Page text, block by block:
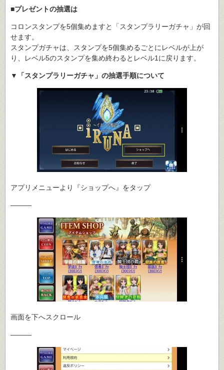
■プレゼントの抽選は
コロンスタンプを5個集めますと「スタンプラリーガチャ」が回
せます。
スタンプガチャは、スタンプを5個集めるごとにレベルが上が
り、レベル5のスタンプを集め終わるとレベル1に戻ります。
▼「スタンプラリーガチャ」の抽選手順について
アプリメニューより『ショップへ』をタップ
―――
画面を下へスクロール
―――